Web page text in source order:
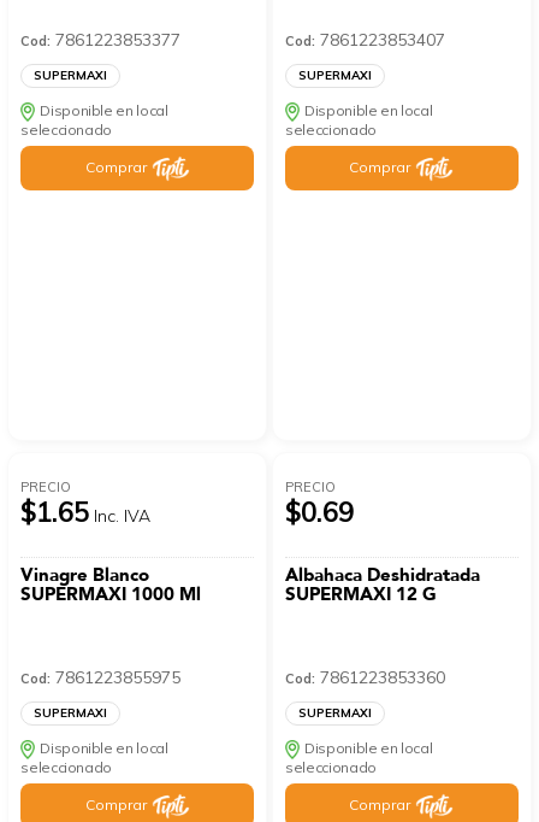
Cod: 7861223853377
SUPERMAXI
Disponible en local
seleccionado
Comprar
Cod: 7861223853407
SUPERMAXI
Disponible en local
seleccionado
Comprar
PRECIO
$1.65 Inc. IVA
Vinagre Blanco
SUPERMAXI 1000 Ml
Cod: 7861223855975
SUPERMAXI
Disponible en local
seleccionado
Comprar
PRECIO
$0.69
Albahaca Deshidratada
SUPERMAXI 12 G
Cod: 7861223853360
SUPERMAXI
Disponible en local
seleccionado
Comprar